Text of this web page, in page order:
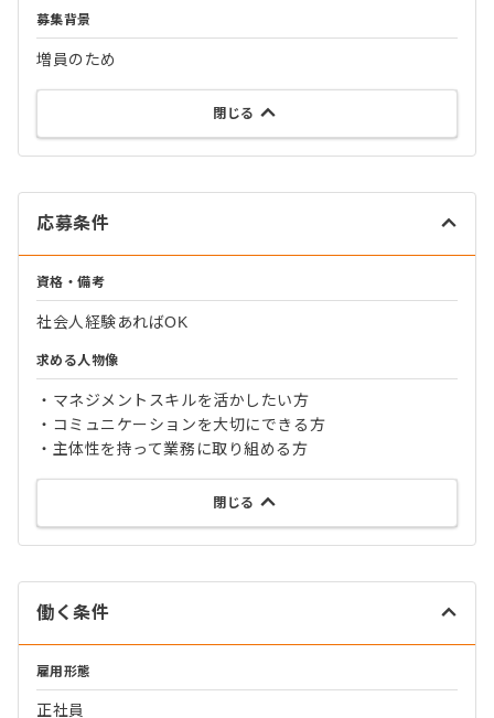
募集背景
増員のため
閉じる
応募条件
資格・備考
社会人経験あればOK
求める人物像
・マネジメントスキルを活かしたい方
・コミュニケーションを大切にできる方
・主体性を持って業務に取り組める方
閉じる
働く条件
雇用形態
正社員